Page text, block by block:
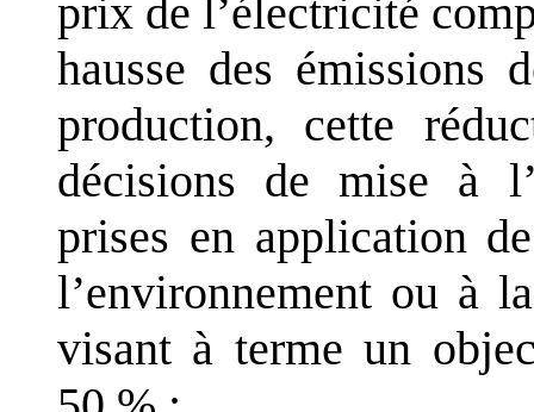
prix de l’électricité
hausse des émissions
production, cette
décisions de mise à l
prises en application
l’environnement ou à
visant à terme un